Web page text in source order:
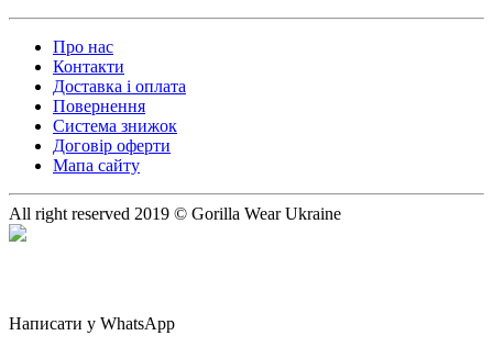
Про нас
Контакти
Доставка і оплата
Повернення
Система знижок
Договір оферти
Мапа сайту
All right reserved 2019 © Gorilla Wear Ukraine
Написати у WhatsApp